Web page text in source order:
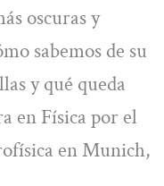
oscuras y
sabemos de su
y qué queda
en Física por el
en Munich,